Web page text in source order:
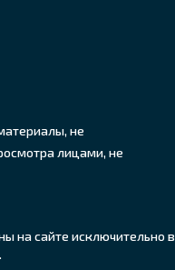
не
лицами, не
на сайте исключительно в